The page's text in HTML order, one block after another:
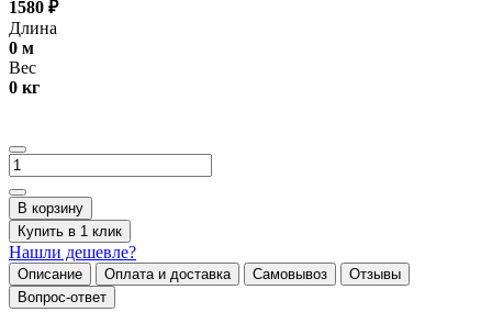
1580 ₽
Длина
0 м
Вес
0 кг
В корзину
Купить в 1 клик
Нашли дешевле?
Описание Оплата и доставка Самовывоз
Отзывы
Вопрос-ответ